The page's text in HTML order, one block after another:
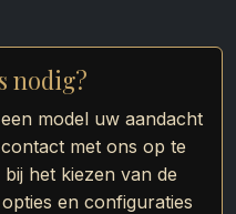
nodig?
model uw aandacht
met ons op te
het kiezen van de
en configuraties